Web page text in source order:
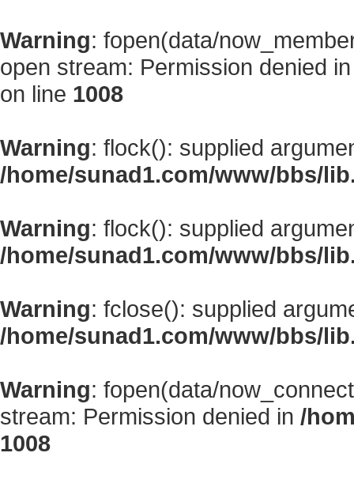
Warning: fopen(data/
open stream: Permission denied
on line 1008
Warning: flock(): supplied
/home/sunad1.com/www/bbs/
Warning: flock(): supplied
/home/sunad1.com/www/bbs/
Warning: fclose(): supplied
/home/sunad1.com/www/bbs/
Warning: fopen(data/
stream: Permission denied in /
1008